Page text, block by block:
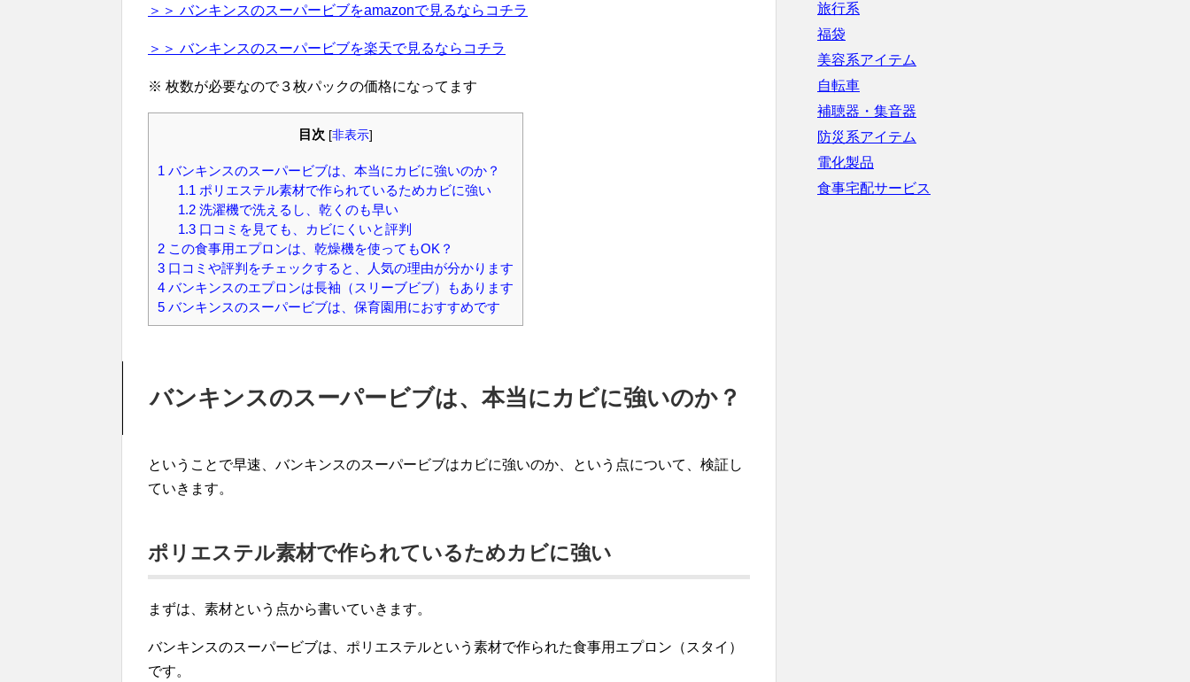
＞＞ バンキンスのスーパービブをamazonで見るならコチラ
＞＞ バンキンスのスーパービブを楽天で見るならコチラ
※ 枚数が必要なので３枚パックの価格になってます
目次 [非表示]
1 バンキンスのスーパービブは、本当にカビに強いのか？
1.1 ポリエステル素材で作られているためカビに強い
1.2洗濯機で洗えるし、乾くのも早い
1.3口コミを見ても、カビにくいと評判
2 この食事用エプロンは、乾燥機を使ってもOK？
3 口コミや評判をチェックすると、人気の理由が分かります
4 バンキンスのエプロンは長袖（スリーブビブ）もあります
5 バンキンスのスーパービブは、保育園用におすすめです
バンキンスのスーパービブは、本当にカビに強いのか？
ということで早速、バンキンスのスーパービブはカビに強いのか、という点について、検証し
ていきます。
ポリエステル素材で作られているためカビに強い
まずは、素材という点から書いていきます。
バンキンスのスーパービブは、ポリエステルという素材で作られた食事用エプロン（スタイ）
です。
旅行系
福袋
美容系アイテム
自転車
補聴器・集音器
防災系アイテム
電化製品
食事宅配サービス